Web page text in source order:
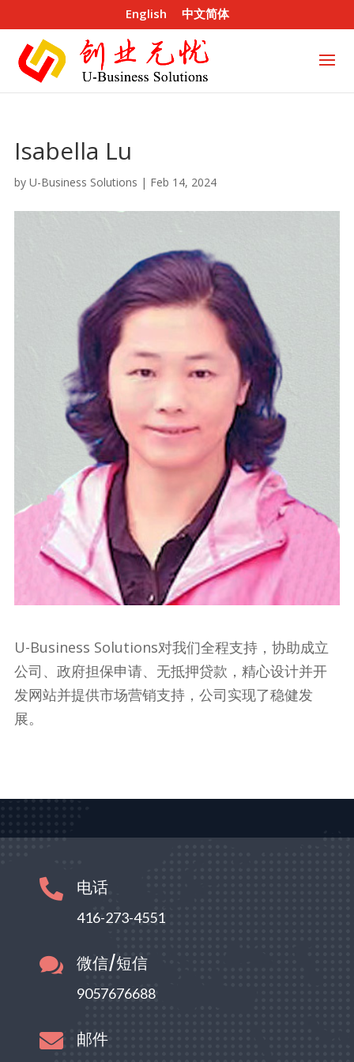
English 中文简体
Isabella Lu
by U-Business Solutions | Feb 14, 2024
U-Business Solutions对我们全程支持，协助成立
公司、政府担保申请、无抵押贷款，精心设计并开
发网站并提供市场营销支持，公司实现了稳健发
展。
 电话
416-273-4551
 微信/短信
9057676688
 邮件